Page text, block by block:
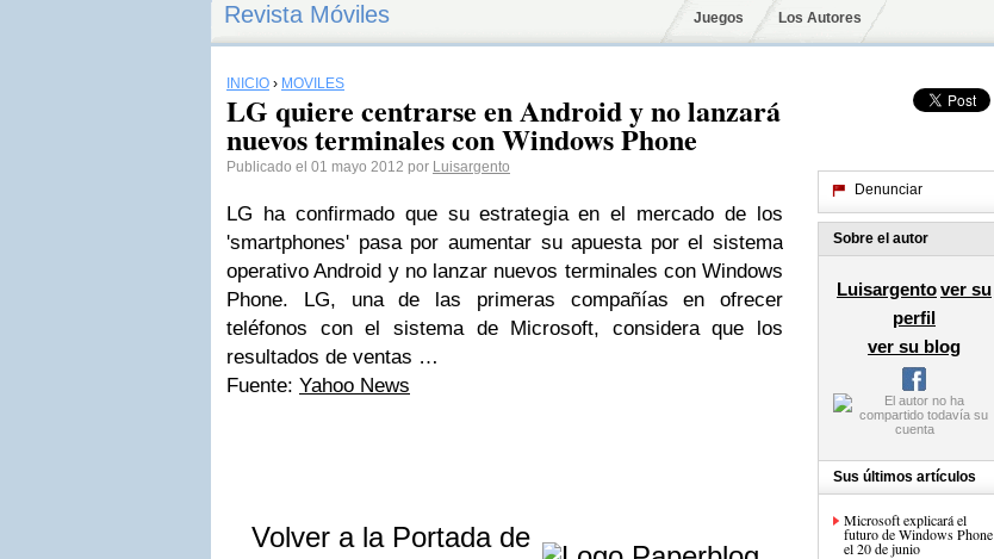
Revista Móviles Juegos Los Autores
INICIO › MÓVILES
LG quiere centrarse en Android y no lanzará
nuevos terminales con Windows Phone
Publicado el 01 mayo 2012 por Luisargento
LG ha confirmado que su estrategia en el mercado de los
'smartphones' pasa por aumentar su apuesta por el sistema
operativo Android y no lanzar nuevos terminales con Windows
Phone. LG, una de las primeras compañías en ofrecer
teléfonos con el sistema de Microsoft, considera que los
resultados de ventas …
Fuente: Yahoo News
Volver a la Portada de
Denunciar
Sobre el autor
Luisargentover su
perfil
ver su blog
Sus últimos artículos
Microsoft explicará el
futuro de Windows Phone
el 20 de junio